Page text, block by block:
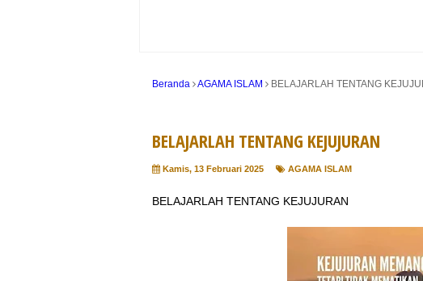
Beranda AGAMA ISLAM BELAJARLAH TENTANG
BELAJARLAH TENTANG KEJUJURAN
Kamis, 13 Februari 2025 AGAMA ISLAM
BELAJARLAH TENTANG KEJUJURAN